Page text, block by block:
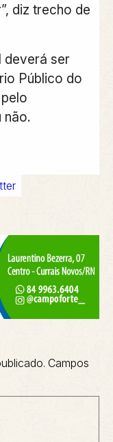
diz trecho de
deverá ser
Público do
não.
Campos